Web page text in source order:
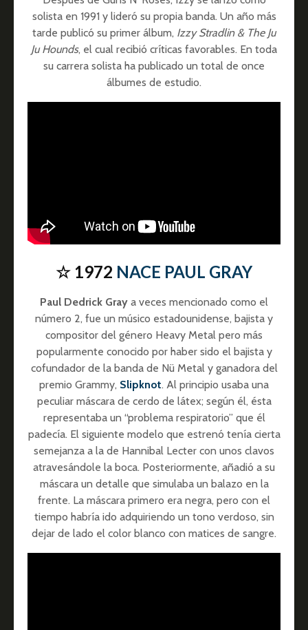
solista en 1991 y lideró su propia banda. Un año más
tarde publicó su primer álbum, Izzy Stradlin & The Ju
Ju Hounds, el cual recibió críticas favorables. En toda
su carrera solista ha publicado un total de once
álbumes de estudio.
☆ 1972 NACE PAUL GRAY
Paul Dedrick Gray a veces mencionado como el
número 2, fue un músico estadounidense, bajista y
compositor del género Heavy Metal pero más
popularmente conocido por haber sido el bajista y
cofundador de la banda de Nü Metal y ganadora del
premio Grammy, Slipknot. Al principio usaba una
peculiar máscara de cerdo de látex; según él, ésta
representaba un “problema respiratorio” que él
padecía. El siguiente modelo que estrenó tenía cierta
semejanza a la de Hannibal Lecter con unos clavos
atravesándole la boca. Posteriormente, añadió a su
máscara un detalle que simulaba un balazo en la
frente. La máscara primero era negra, pero con el
tiempo habría ido adquiriendo un tono verdoso, sin
dejar de lado el color blanco con matices de sangre.